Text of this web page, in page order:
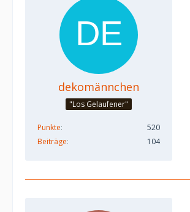
dekomännchen
"Los Gelaufener"
Punkte
520
Beiträge
104